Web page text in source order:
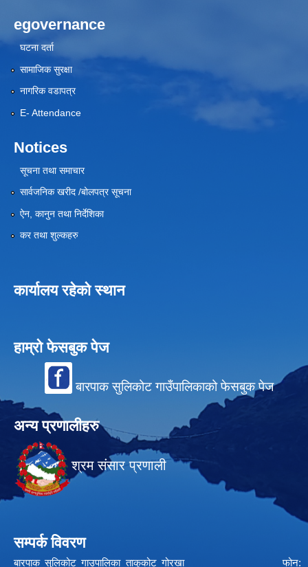
egovernance
घटना दर्ता
सामाजिक सुरक्षा
नागरिक वडापत्र
E- Attendance
Notices
सूचना तथा समाचार
सार्वजनिक खरीद /बोलपत्र सूचना
ऐन, कानुन तथा निर्देशिका
कर तथा शुल्कहरु
कार्यालय रहेको स्थान
हाम्रो फेसबुक पेज
बारपाक सुलिकोट गाउँपालिकाको फेसबुक पेज
अन्य प्रणालीहरु
श्रम संसार प्रणाली
सम्पर्क विवरण
बारपाक सुलिकोट गाउपालिका ताकुकोट गोरखा फोन: